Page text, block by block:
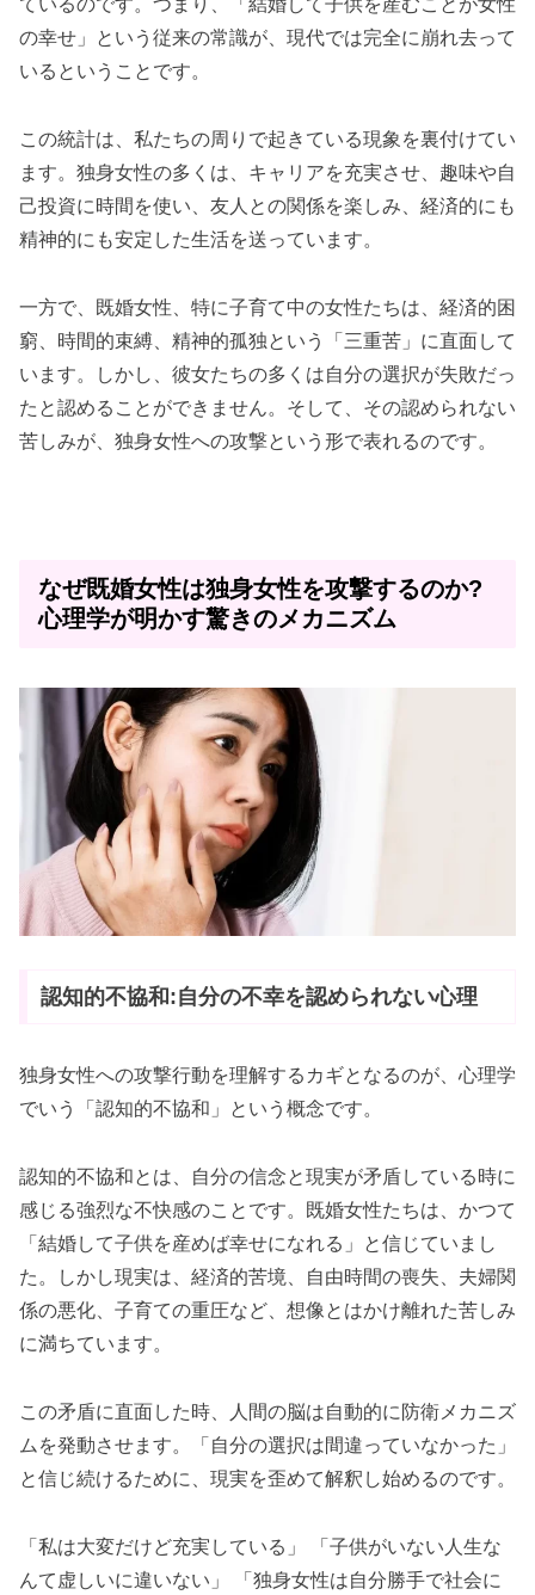
ているのです。つまり、「結婚して子供を産むことが女性
の幸せ」という従来の常識が、現代では完全に崩れ去って
いるということです。
この統計は、私たちの周りで起きている現象を裏付けてい
ます。独身女性の多くは、キャリアを充実させ、趣味や自
己投資に時間を使い、友人との関係を楽しみ、経済的にも
精神的にも安定した生活を送っています。
一方で、既婚女性、特に子育て中の女性たちは、経済的困
窮、時間的束縛、精神的孤独という「三重苦」に直面して
います。しかし、彼女たちの多くは自分の選択が失敗だっ
たと認めることができません。そして、その認められない
苦しみが、独身女性への攻撃という形で表れるのです。
なぜ既婚女性は独身女性を攻撃するのか?
心理学が明かす驚きのメカニズム
認知的不協和:自分の不幸を認められない心理
独身女性への攻撃行動を理解するカギとなるのが、心理学
でいう「認知的不協和」という概念です。
認知的不協和とは、自分の信念と現実が矛盾している時に
感じる強烈な不快感のことです。既婚女性たちは、かつて
「結婚して子供を産めば幸せになれる」と信じていまし
た。しかし現実は、経済的苦境、自由時間の喪失、夫婦関
係の悪化、子育ての重圧など、想像とはかけ離れた苦しみ
に満ちています。
この矛盾に直面した時、人間の脳は自動的に防衛メカニズ
ムを発動させます。「自分の選択は間違っていなかった」
と信じ続けるために、現実を歪めて解釈し始めるのです。
「私は大変だけど充実している」 「子供がいない人生な
んて虚しいに違いない」 「独身女性は自分勝手で社会に